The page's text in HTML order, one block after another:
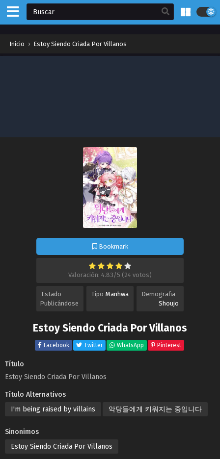
Inicio › Estoy Siendo Criada Por Villanos
Bookmark
Valoración: 4.83/5 (24 votos)
Estado
Publicándose
Tipo Manhwa
Demografia
Shoujo
Estoy Siendo Criada Por Villanos
Facebook Twitter WhatsApp Pinterest
Título
Estoy Siendo Criada Por Villanos
Título Alternativos
I'm being raised by villains
악당들에게 키워지는 중입니다
Sinonimos
Estoy Siendo Criada Por Villanos